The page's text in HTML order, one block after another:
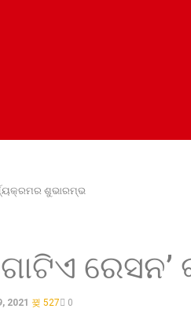
ଶୁଭାରମ୍ଭ
ରେସନ’
2021 527 0